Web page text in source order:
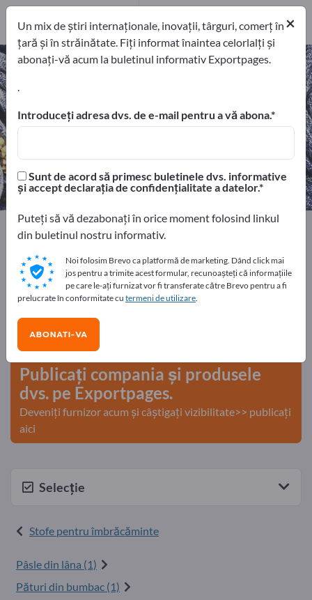
Tesaturi de bumbac – găsiți
producători și furnizori
exportatori Producători
4
Home Textile
Stofe pentru îmbrăcăminte
Tesaturi de bumbac
Faceți publicitate gratuit pe
Exportpages!
Nevoile – Ofertele – Bunuri second-hand – Contacte
comerciale >> începeți aici
Publicați compania și produsele
dvs. pe Exportpages.
Deveniți furnizor acum și câștigați vizibilitate>> publicați
aici
Selecție
Stofe pentru îmbrăcăminte
Pâsle din lâna (1)
Pături din bumbac (1)
×
Un mix de știri internaționale, inovații, târguri, comerț în
țară și în străinătate. Fiți informat înaintea celorlalți și
abonați-vă acum la buletinul informativ Exportpages.
.
Introduceți adresa dvs. de e-mail pentru a vă abona.
Sunt de acord să primesc buletinele dvs. informative
și accept declarația de confidențialitate a datelor.
Puteți să vă dezabonați în orice moment folosind linkul
din buletinul nostru informativ.
Noi folosim Brevo ca platformă de marketing. Dând click mai
jos pentru a trimite acest formular, recunoașteți că informațiile
pe care le-ați furnizat vor fi transferate către Brevo pentru a fi
prelucrate în conformitate cu termeni de utilizare.
ABONATI-VA